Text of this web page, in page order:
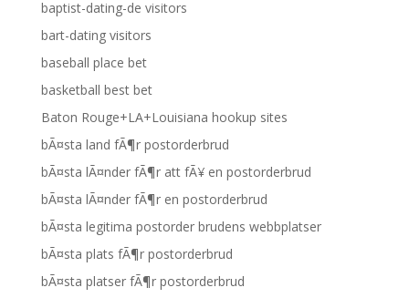
baptist-dating-de visitors
bart-dating visitors
baseball place bet
basketball best bet
Baton Rouge+LA+Louisiana hookup sites
bÃ¤sta land fÃ¶r postorderbrud
bÃ¤sta lÃ¤nder fÃ¶r att fÃ¥ en postorderbrud
bÃ¤sta lÃ¤nder fÃ¶r en postorderbrud
bÃ¤sta legitima postorder brudens webbplatser
bÃ¤sta plats fÃ¶r postorderbrud
bÃ¤sta platser fÃ¶r postorderbrud